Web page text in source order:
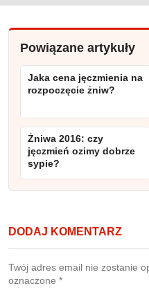
Powiązane artykuły
Jaka cena jęczmienia na
rozpoczęcie żniw?
Żniwa 2016: czy
jęczmień ozimy dobrze
sypie?
DODAJ KOMENTARZ
Twój adres email nie zostanie
oznaczone *